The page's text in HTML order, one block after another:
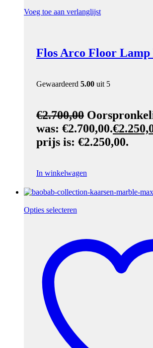
Voeg toe aan verlanglijst
Flos Arco Floor
Gewaardeerd 5.00 uit 5
€2.700,00
was: €2.700,00.€
prijs is: €2.250,00.
In winkelwagen
Opties selecteren